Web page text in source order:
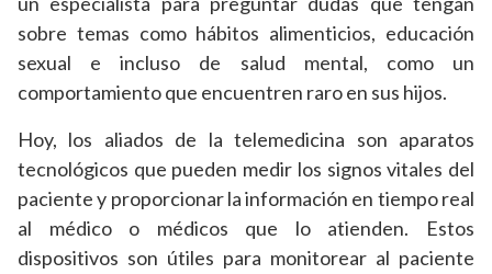
sobre temas como hábitos alimenticios, educación
sexual e incluso de salud mental, como un
comportamiento que encuentren raro en sus hijos.
Hoy, los aliados de la telemedicina son aparatos
tecnológicos que pueden medir los signos vitales del
paciente y proporcionar la información en tiempo real
al médico o médicos que lo atienden. Estos
dispositivos son útiles para monitorear al paciente